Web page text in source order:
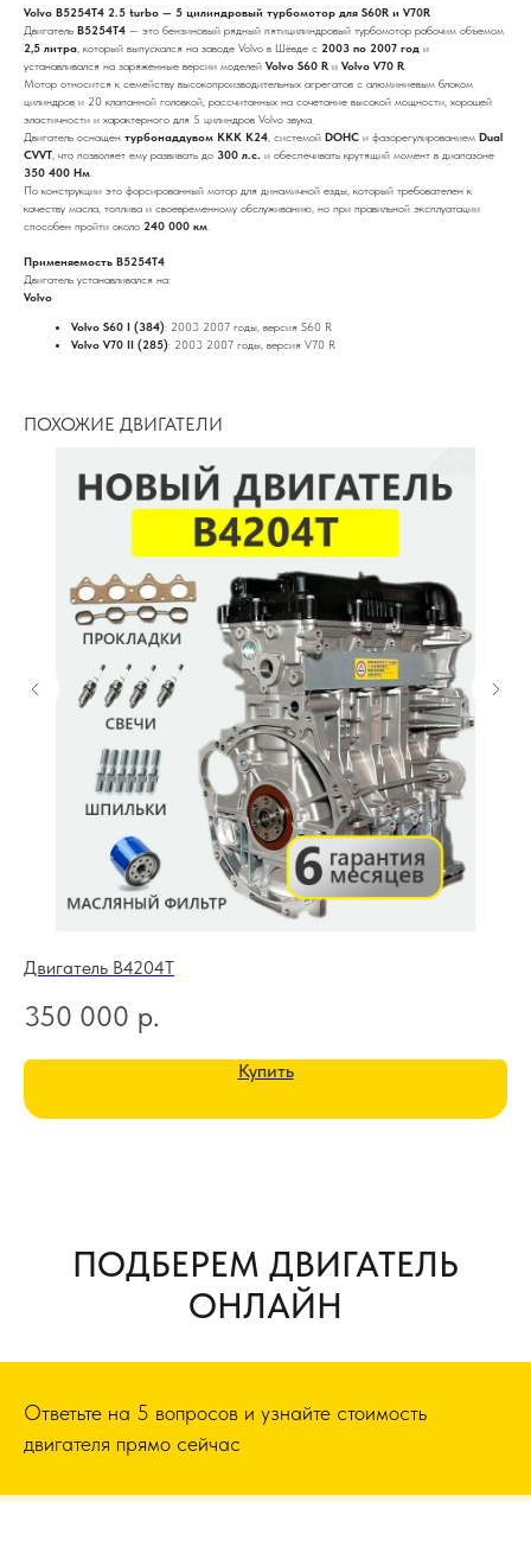
Volvo B5254T4 2.5 turbo — 5 цилиндровый турбомотор для S60R и V70R
Двигатель B5254T4 — это бензиновый рядный пятицилиндровый турбомотор рабочим объемом
2,5 литра , который выпускался на заводе Volvo в Шёвде с 2003 по 2007 год и
устанавливался на заряженные версии моделей Volvo S60 R и Volvo V70 R
Мотор относится к семейству высокопроизводительных агрегатов с алюминиевым блоком
цилиндров и 20 клапанной головкой, рассчитанных на сочетание высокой мощности, хорошей
эластичности и характерного для 5 цилиндров Volvo звука.
Двигатель оснащен турбонаддувом KKK K24 , системой DOHC и фазорегулированием Dual
CVVT , что позволяет ему развивать до 300 л.с. и обеспечивать крутящий момент в диапазоне
350 400 Нм
По конструкции это форсированный мотор для динамичной езды, который требователен к
качеству масла, топлива и своевременному обслуживанию, но при правильной эксплуатации
способен пройти около 240 000 км
Применяемость B5254T4
Двигатель устанавливался на:
Volvo
Volvo S60 I (384): 2003 2007 годы, версия S60 R
Volvo V70 II (285): 2003 2007 годы, версия V70 R
ПОХОЖИЕ ДВИГАТЕЛИ
Двигатель B4204T
350 000 р.
Купить
ПОДБЕРЕМ ДВИГАТЕЛЬ
ОНЛАЙН
Ответьте на 5 вопросов и узнайте стоимость
двигателя прямо сейчас